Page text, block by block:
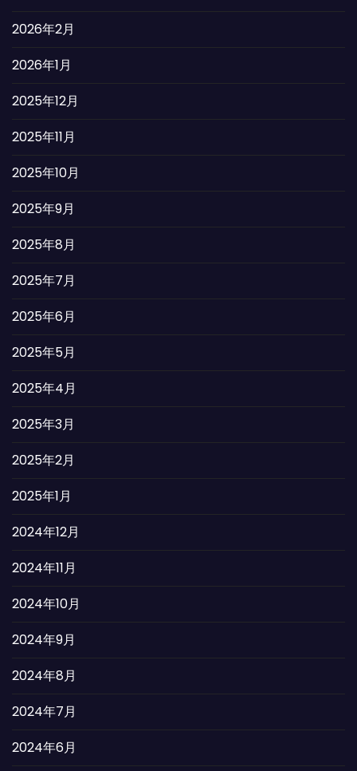
2026年2月
2026年1月
2025年12月
2025年11月
2025年10月
2025年9月
2025年8月
2025年7月
2025年6月
2025年5月
2025年4月
2025年3月
2025年2月
2025年1月
2024年12月
2024年11月
2024年10月
2024年9月
2024年8月
2024年7月
2024年6月